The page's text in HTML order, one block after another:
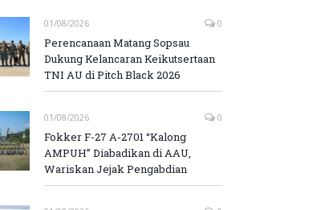
01/08/2026 0
Perencanaan Matang Sopsau
Dukung Kelancaran Keikutsertaan
TNI AU di Pitch Black 2026
01/08/2026 0
Fokker F-27 A-2701 “Kalong
AMPUH” Diabadikan di AAU,
Wariskan Jejak Pengabdian